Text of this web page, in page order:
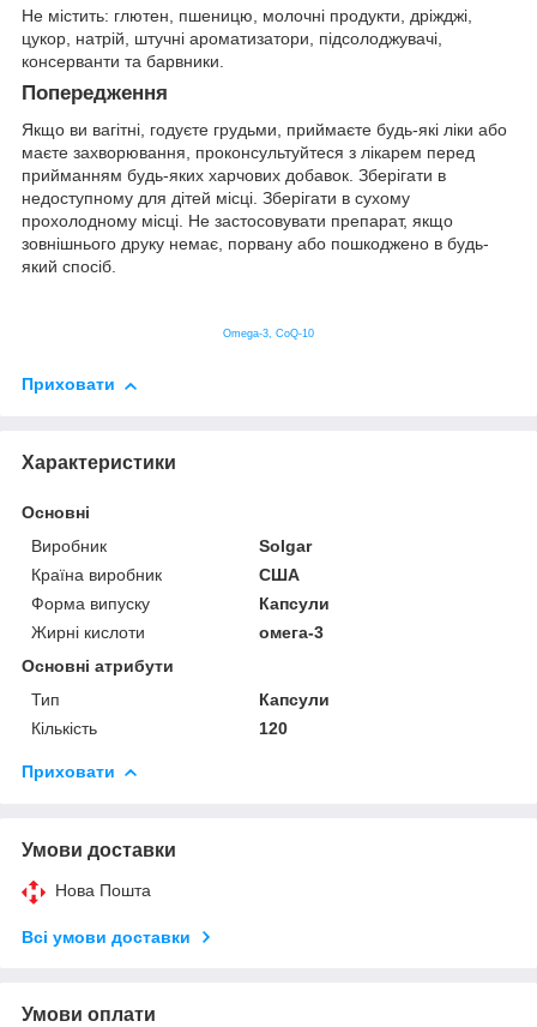
Не містить: глютен, пшеницю, молочні продукти, дріжджі,
цукор, натрій, штучні ароматизатори, підсолоджувачі,
консерванти та барвники.
Попередження
Якщо ви вагітні, годуєте грудьми, приймаєте будь-які ліки або
маєте захворювання, проконсультуйтеся з лікарем перед
прийманням будь-яких харчових добавок. Зберігати в
недоступному для дітей місці. Зберігати в сухому
прохолодному місці. Не застосовувати препарат, якщо
зовнішнього друку немає, порвану або пошкоджено в будь-
який спосіб.
Omega-3, CoQ-10
Приховати
Характеристики
Основні
Виробник
Solgar
Країна виробник
США
Форма випуску
Капсули
Жирні кислоти
омега-3
Основні атрибути
Тип
Капсули
Кількість
120
Приховати
Умови доставки
Нова Пошта
Всі умови доставки
Умови оплати